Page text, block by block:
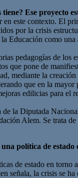
Ese
este contexto. El
por la crisis
Educación como
pedagogías de
que pone de
mediante la
que en la
edilicias para
la Diputada
Alem. Se trata
política de
de estado en
señala, la crisis se